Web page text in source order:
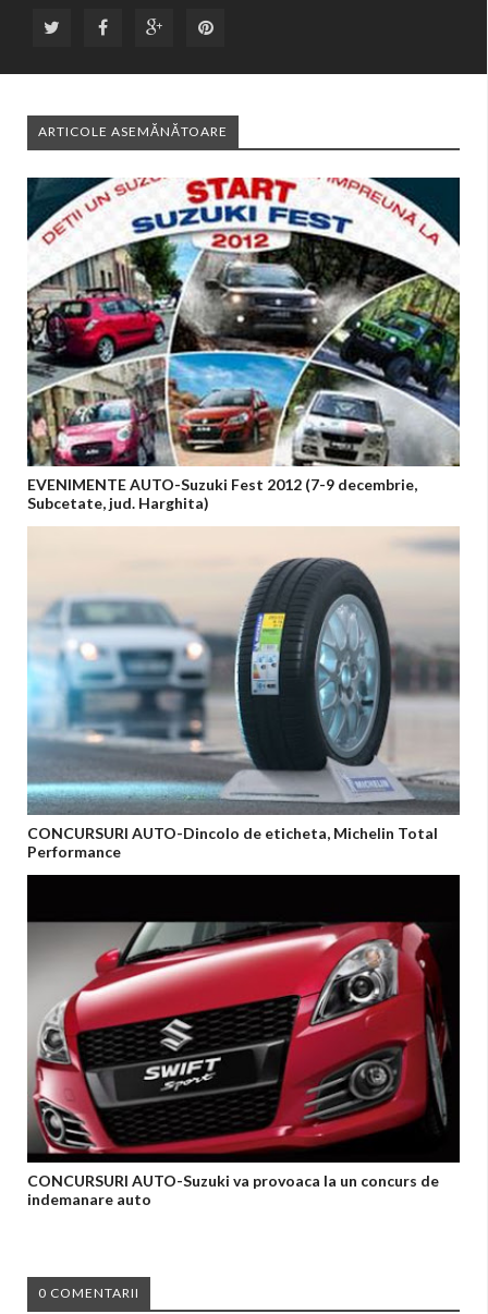
ARTICOLE ASEMĂNĂTOARE
EVENIMENTE AUTO-Suzuki Fest 2012 (7-9 decembrie,
Subcetate, jud. Harghita)
CONCURSURI AUTO-Dincolo de eticheta, Michelin Total
Performance
CONCURSURI AUTO-Suzuki va provoaca la un concurs de
indemanare auto
0 COMENTARII